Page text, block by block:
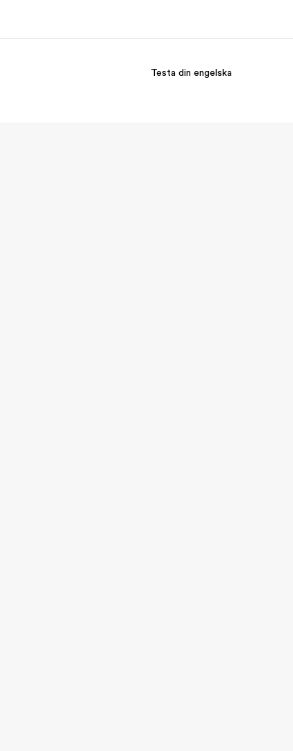
Testa din engelska